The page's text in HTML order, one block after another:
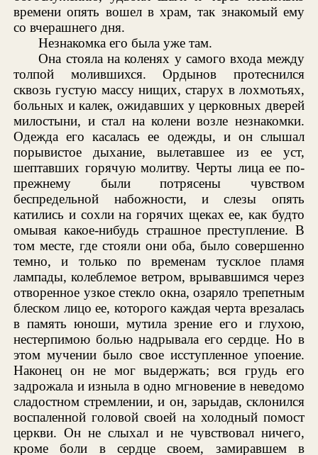
времени опять вошел в храм, так знакомый ему
со вчерашнего дня.
Незнакомка его была уже там.
Она стояла на коленях у самого входа между
толпой молившихся. Ордынов протеснился
сквозь густую массу нищих, старух в лохмотьях,
больных и калек, ожидавших у церковных дверей
милостыни, и стал на колени возле незнакомки.
Одежда его касалась ее одежды, и он слышал
порывистое дыхание, вылетавшее из ее уст,
шептавших горячую молитву. Черты лица ее по-
прежнему были потрясены чувством
беспредельной набожности, и слезы опять
катились и сохли на горячих щеках ее, как будто
омывая какое-нибудь страшное преступление. В
том месте, где стояли они оба, было совершенно
темно, и только по временам тусклое пламя
лампады, колеблемое ветром, врывавшимся через
отворенное узкое стекло окна, озаряло трепетным
блеском лицо ее, которого каждая черта врезалась
в память юноши, мутила зрение его и глухою,
нестерпимою болью надрывала его сердце. Но в
этом мучении было свое исступленное упоение.
Наконец он не мог выдержать; вся грудь его
задрожала и изныла в одно мгновение в неведомо
сладостном стремлении, и он, зарыдав, склонился
воспаленной головой своей на холодный помост
церкви. Он не слыхал и не чувствовал ничего,
кроме боли в сердце своем, замиравшем в